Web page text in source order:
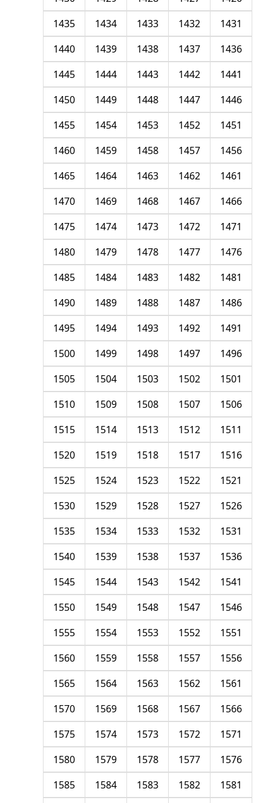
1431
1432
1433
1434
1435
1436
1437
1438
1439
1440
1441
1442
1443
1444
1445
1446
1447
1448
1449
1450
1451
1452
1453
1454
1455
1456
1457
1458
1459
1460
1461
1462
1463
1464
1465
1466
1467
1468
1469
1470
1471
1472
1473
1474
1475
1476
1477
1478
1479
1480
1481
1482
1483
1484
1485
1486
1487
1488
1489
1490
1491
1492
1493
1494
1495
1496
1497
1498
1499
1500
1501
1502
1503
1504
1505
1506
1507
1508
1509
1510
1511
1512
1513
1514
1515
1516
1517
1518
1519
1520
1521
1522
1523
1524
1525
1526
1527
1528
1529
1530
1531
1532
1533
1534
1535
1536
1537
1538
1539
1540
1541
1542
1543
1544
1545
1546
1547
1548
1549
1550
1551
1552
1553
1554
1555
1556
1557
1558
1559
1560
1561
1562
1563
1564
1565
1566
1567
1568
1569
1570
1571
1572
1573
1574
1575
1576
1577
1578
1579
1580
1581
1582
1583
1584
1585